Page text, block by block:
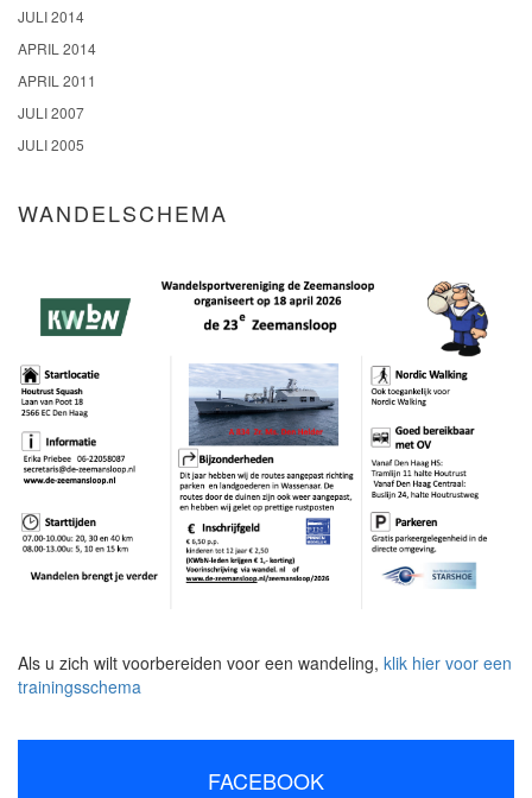
JULI 2014
APRIL 2014
APRIL 2011
JULI 2007
JULI 2005
WANDELSCHEMA
Als u zich wilt voorbereiden voor een wandeling, klik hier voor een
trainingsschema
FACEBOOK